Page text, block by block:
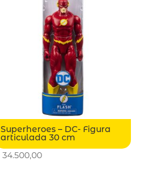
Superheroes – DC- Figura
articulada 30 cm
34.500,00